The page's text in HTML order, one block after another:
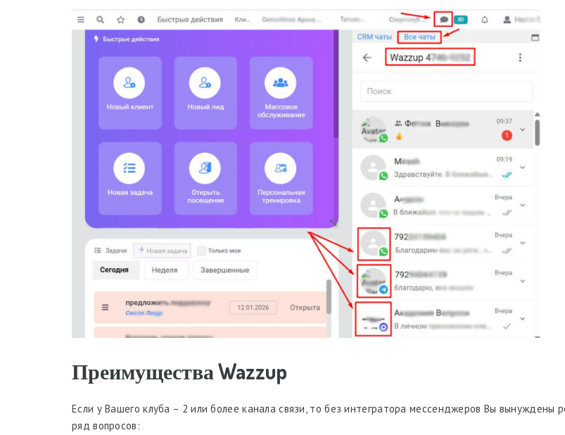
Преимущества Wazzup
Если у Вашего клуба – 2 или более канала связи, то без интегратора мессенджеров Вы вынуждены
ряд вопросов: